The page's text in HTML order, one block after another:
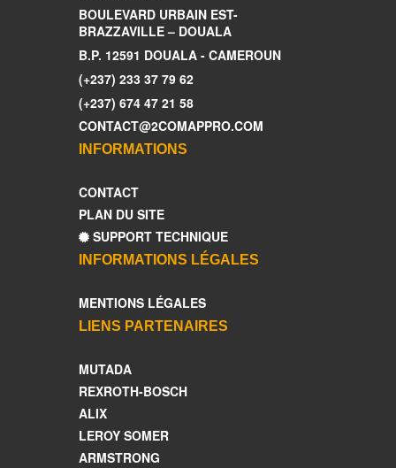
BOULEVARD URBAIN EST-
BRAZZAVILLE – DOUALA
B.P. 12591 DOUALA - CAMEROUN
(+237) 233 37 79 62
(+237) 674 47 21 58
CONTACT@2COMAPPRO.COM
INFORMATIONS
CONTACT
PLAN DU SITE
SUPPORT TECHNIQUE
INFORMATIONS LÉGALES
MENTIONS LÉGALES
LIENS PARTENAIRES
MUTADA
REXROTH-BOSCH
ALIX
LEROY SOMER
ARMSTRONG